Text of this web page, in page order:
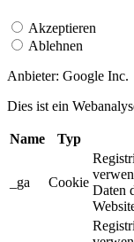
Akzeptieren
Ablehnen
Anbieter: Google Inc.
Dies ist ein
Name Typ
_ga Cookie
Daten